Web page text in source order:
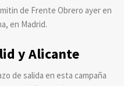
de Frente Obrero ayer en
en Madrid.
y Alicante
de salida en esta campaña